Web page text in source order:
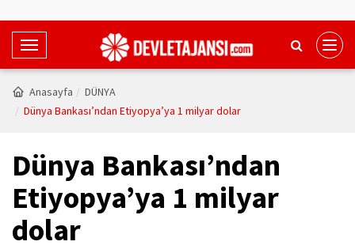
T
o
g
g
N
v
g
Anasayfa
DÜNYA
Dünya Bankası’ndan Etiyopya’ya 1 milyar dolar
Dünya Bankası’ndan
Etiyopya’ya 1 milyar
dolar